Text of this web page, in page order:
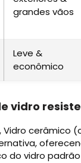
grandes vãos
Leve &
econômico
vidro
Vidro cerâmico
do vidro